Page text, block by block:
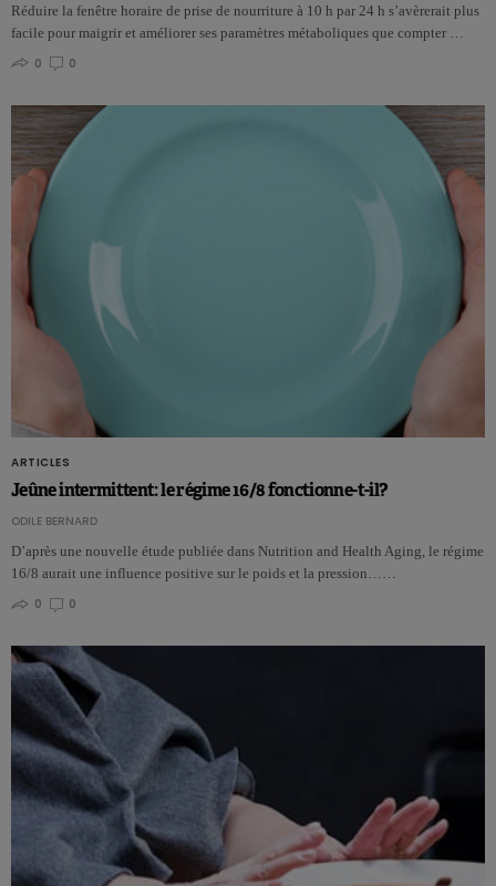
Réduire la fenêtre horaire de prise de nourriture à 10 h par 24 h s’avèrerait plus
facile pour maigrir et améliorer ses paramètres métaboliques que compter …
0
0
ARTICLES
Jeûne intermittent: le régime 16/8 fonctionne-t-il?
ODILE BERNARD
D’après une nouvelle étude publiée dans Nutrition and Health Aging, le régime
16/8 aurait une influence positive sur le poids et la pression……
0
0